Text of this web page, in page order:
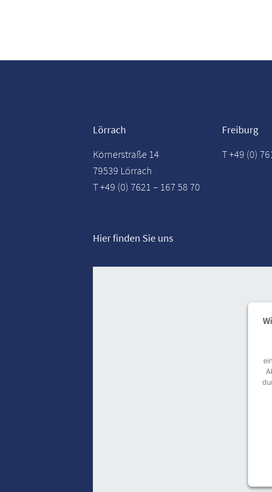
Lörrach
Körnerstraße 14
79539 Lörrach
T +49 (0) 7621 – 167 58 70
Freiburg
T +49 (0)
Hier finden Sie uns